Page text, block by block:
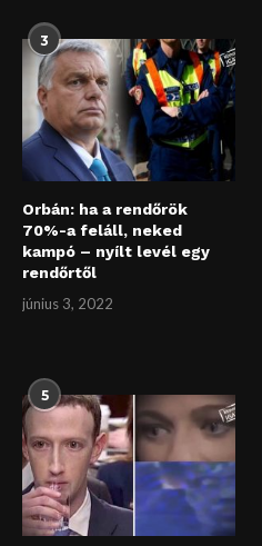
3
Orbán: ha a rendőrök
70%-a feláll, neked
kampó – nyílt levél egy
rendőrtől
június 3, 2022
5